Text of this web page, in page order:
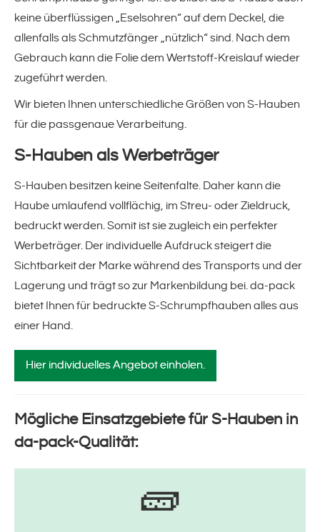
Verpackungsmaschinen
Lantech Stretchwickler
Luftpolstermaschinen
Luftpolsterketten & -matten
Zubehör
Kontakt
keine überflüssigen „Eselsohren“ auf dem Deckel, die
allenfalls als Schmutzfänger „nützlich“ sind. Nach dem
Gebrauch kann die Folie dem Wertstoff-Kreislauf wieder
zugeführt werden.
Wir bieten Ihnen unterschiedliche Größen von S-Hauben
für die passgenaue Verarbeitung.
S-Hauben als Werbeträger
S-Hauben besitzen keine Seitenfalte. Daher kann die
Haube umlaufend vollflächig, im Streu- oder Zieldruck,
bedruckt werden. Somit ist sie zugleich ein perfekter
Werbeträger. Der individuelle Aufdruck steigert die
Sichtbarkeit der Marke während des Transports und der
Lagerung und trägt so zur Markenbildung bei. da-pack
bietet Ihnen für bedruckte S-Schrumpfhauben alles aus
einer Hand.
Hier individuelles Angebot einholen.
Mögliche Einsatzgebiete für S-Hauben in
da-pack-Qualität:
🧱